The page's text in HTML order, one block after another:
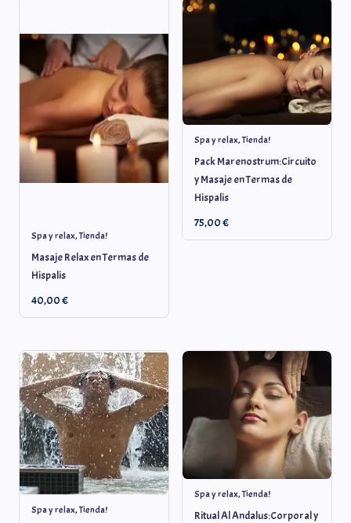
Spa y relax,Tienda!
Masaje Relax en Termas de
Hispalis
40,00€
Spa y relax,Tienda!
Pack Marenostrum:Circuito
y Masaje en Termas de
Hispalis
75,00€
Spa y relax,Tienda!
Spa y relax,Tienda!
Ritual Al Andalus:Corporal y